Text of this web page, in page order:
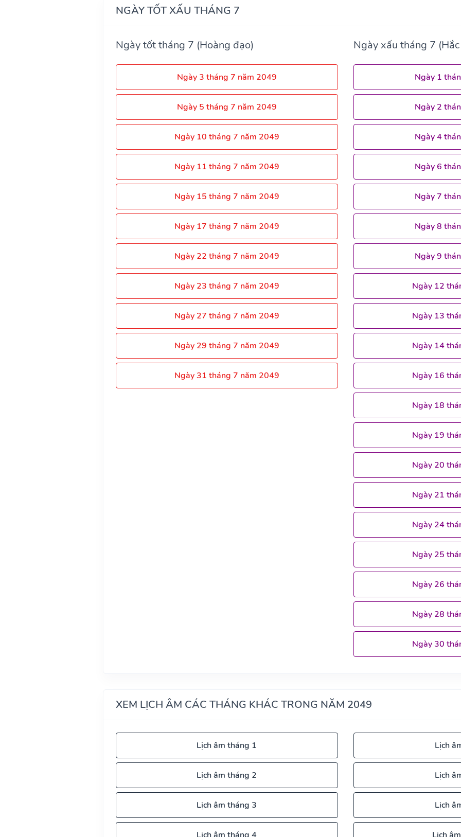
NGÀY TỐT XẤU THÁNG 7
Ngày tốt tháng 7 (Hoàng đạo)
Ngày 3 tháng 7 năm 2049
Ngày 5 tháng 7 năm 2049
Ngày 10 tháng 7 năm 2049
Ngày 11 tháng 7 năm 2049
Ngày 15 tháng 7 năm 2049
Ngày 17 tháng 7 năm 2049
Ngày 22 tháng 7 năm 2049
Ngày 23 tháng 7 năm 2049
Ngày 27 tháng 7 năm 2049
Ngày 29 tháng 7 năm 2049
Ngày 31 tháng 7 năm 2049
Ngày xấu tháng 7
Ngày 1
Ngày 2
Ngày 4
Ngày 6
Ngày 7
Ngày 8
Ngày 9
Ngày 12
Ngày 13
Ngày 14
Ngày 16
Ngày 18
Ngày 19
Ngày 20
Ngày 21
Ngày 24
Ngày 25
Ngày 26
Ngày 28
Ngày 30
XEM LỊCH ÂM CÁC THÁNG KHÁC TRONG NĂM 2049
Lịch âm tháng 1
Lịch âm tháng 2
Lịch âm tháng 3
Lịch âm tháng 4
Lịch
Lịch
Lịch
Lịch